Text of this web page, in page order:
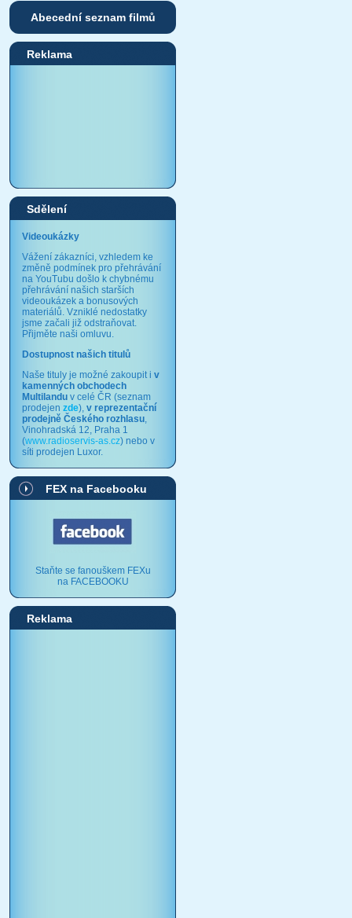
Abecední seznam filmů
Reklama
Sdělení
Videoukázky
Vážení zákazníci, vzhledem ke
změně podmínek pro přehrávání
na YouTubu došlo k chybnému
přehrávání našich starších
videoukázek a bonusových
materiálů. Vzniklé nedostatky
jsme začali již odstraňovat.
Přijměte naši omluvu.
Dostupnost našich titulů
Naše tituly je možné zakoupit i v
kamenných obchodech
Multilandu v celé ČR (seznam
prodejen zde), v reprezentační
prodejně Českého rozhlasu,
Vinohradská 12, Praha 1
(www.radioservis-as.cz) nebo v
síti prodejen Luxor.
FEX na Facebooku
Staňte se fanouškem FEXu
na FACEBOOKU
Reklama